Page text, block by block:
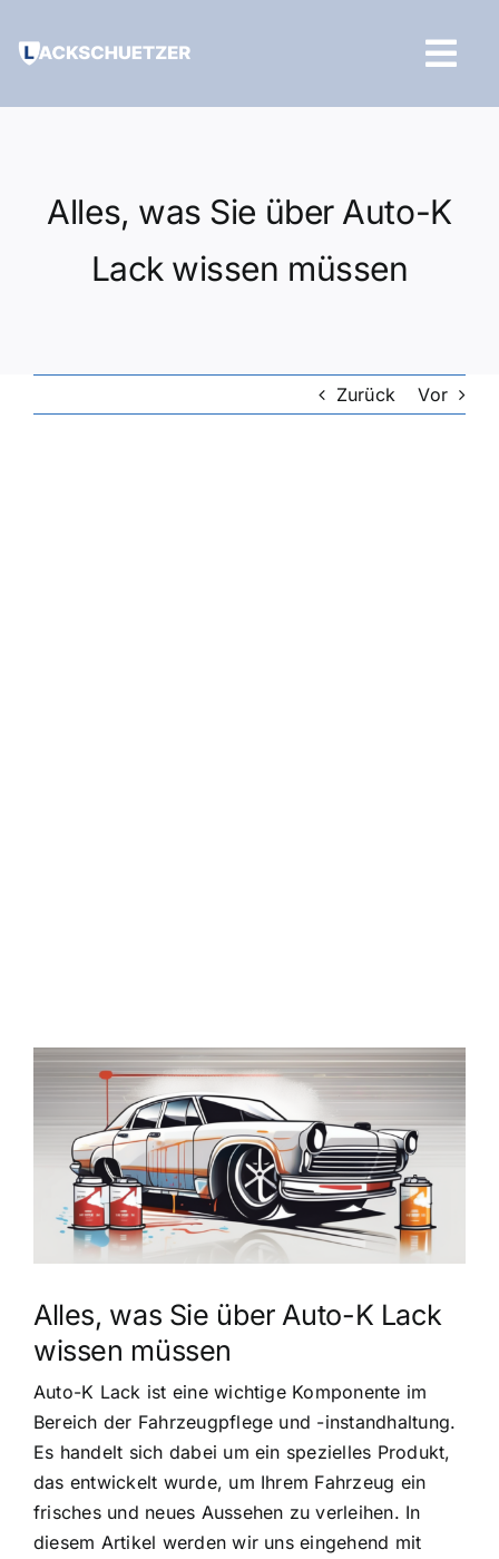
Inhalt
Alles, was Sie über Auto-K
Lack wissen müssen
Zurück Vor
Zeige
grösseres
Bild
Alles, was Sie über Auto-K Lack
wissen müssen
Auto-K Lack ist eine wichtige Komponente im
Bereich der Fahrzeugpflege und -instandhaltung.
Es handelt sich dabei um ein spezielles Produkt,
das entwickelt wurde, um Ihrem Fahrzeug ein
frisches und neues Aussehen zu verleihen. In
diesem Artikel werden wir uns eingehend mit